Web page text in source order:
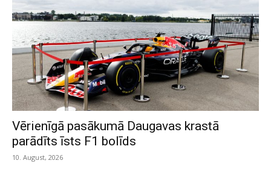
Vērienīgā pasākumā Daugavas krastā
parādīts īsts F1 bolīds
10. August, 2026